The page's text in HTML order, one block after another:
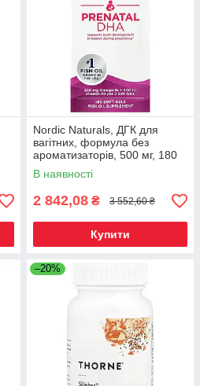
Nordic Naturals, ДГК для
вагітних, формула без
ароматизаторів, 500 мг, 180
желатинових капсул, Київ
В наявності
2 842,08 ₴ 3 552,60 ₴
Купити
–20%